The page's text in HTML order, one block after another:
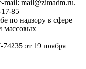
mail: mail@zimadm.ru.
85
по надзору в сфере
массовых
от 19 ноября